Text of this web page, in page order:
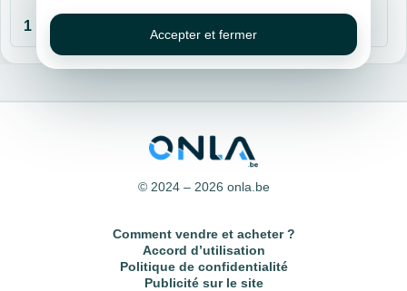
1 199 €
Accepter et fermer
© 2024 – 2026 onla.be
Comment vendre et acheter ?
Accord d’utilisation
Politique de confidentialité
Publicité sur le site